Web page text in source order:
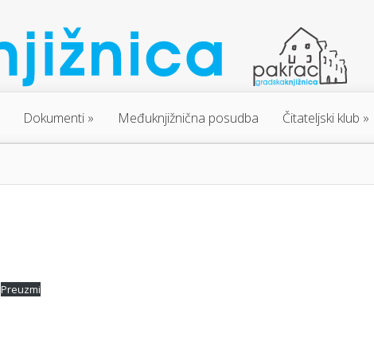
Dokumenti Međuknjižnična posudba Čitateljski klub
Preuzmi